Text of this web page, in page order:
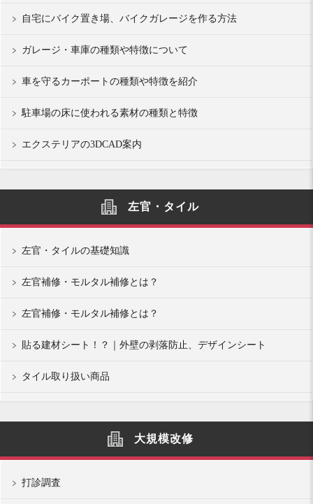
自宅にバイク置き場、バイクガレージを作る方法
ガレージ・車庫の種類や特徴について
車を守るカーポートの種類や特徴を紹介
駐車場の床に使われる素材の種類と特徴
エクステリアの3DCAD案内
左官・タイル
左官・タイルの基礎知識
左官補修・モルタル補修とは？
左官補修・モルタル補修とは？
貼る建材シート！？｜外壁の剥落防止、デザインシート
タイル取り扱い商品
大規模改修
打診調査